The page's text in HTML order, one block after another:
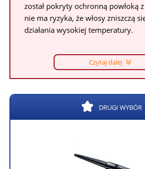
został pokryty ochronną powłoką
nie ma ryzyka, że włosy zniszczą
działania wysokiej temperatury.
Czytaj dalej
DRUGI WYBÓR